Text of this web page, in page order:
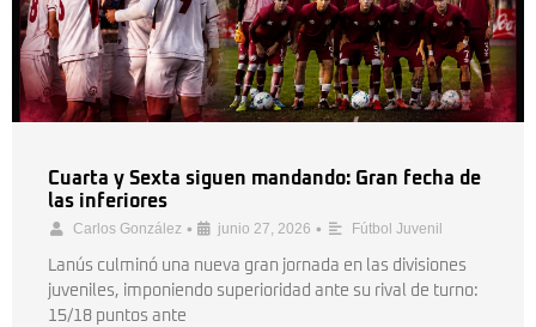
Cuarta y Sexta siguen mandando: Gran fecha de
las inferiores
Carlos González • junio 27, 2026 • Fútbol Juvenil
Lanús culminó una nueva gran jornada en las divisiones
juveniles, imponiendo superioridad ante su rival de turno:
15/18 puntos ante